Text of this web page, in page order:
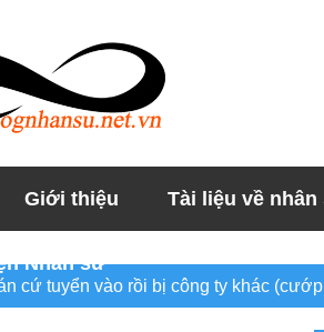
Giới thiệu Tài liệu về nhân
Nhân sư
cứ tuyển vào rồi bị công ty khác